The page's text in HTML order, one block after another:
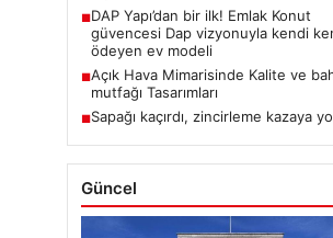
■DAP Yapı’dan bir ilk! Emlak Konut
güvencesi Dap vizyonuyla kendi
ödeyen ev modeli
■Açık Hava Mimarisinde Kalite ve
mutfağı Tasarımları
■Sapağı kaçırdı, zincirleme kazaya
Güncel